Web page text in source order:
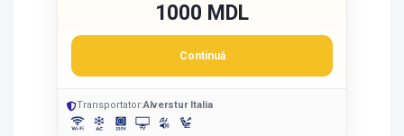
1000 MDL
Continuă
Transportator:Alverstur Italia